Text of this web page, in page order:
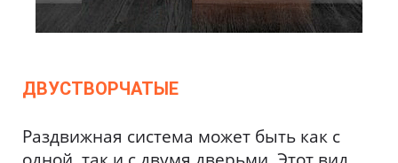
ДВУСТВОРЧАТЫЕ
Раздвижная система может быть как с